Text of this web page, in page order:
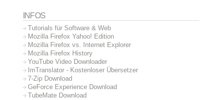
INFOS
Tutorials für Software & Web
Mozilla Firefox Yahoo! Edition
Mozilla Firefox vs. Internet Explorer
Mozilla Firefox History
YouTube Video Downloader
ImTranslator - Kostenloser Übersetzer
7-Zip Download
GeForce Experience Download
TubeMate Download